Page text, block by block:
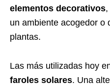
elementos decorativos
un ambiente acogedor o
plantas.
Las más utilizadas hoy
faroles solares. Una